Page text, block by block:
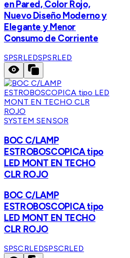
en Pared, Color Rojo,
Nuevo Diseño Moderno y
Elegante y Menor
Consumo de Corriente
SPSRLEDSPSRLED
SYSTEM SENSOR
BOC C/LAMP
ESTROBOSCOPICA tipo
LED MONT EN TECHO
CLR ROJO
BOC C/LAMP
ESTROBOSCOPICA tipo
LED MONT EN TECHO
CLR ROJO
SPSCRLEDSPSCRLED